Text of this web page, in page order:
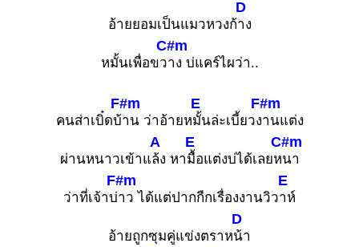
อ้ายยอมเป็นแมวหวงก้
D
าง
หมั้นเพื่อขว
C#m
าง บ่แคร์ไผว่า..
คนส่าเบิ๋ดบ้
F#m
าน ว่าอ้ายห
E
มั้นล่ะเบี้ยวง
F#m
านแต่ง
ผ่านหนาวเข้าแ
A
ล้ง หา
E
มื้อแต่งบ่ได้เลยห
C#m
นา
ว่าที่เจ้าบ่
F#m
าว ได้แต่ปากกืกเรื่องงานวิว
E
าห์
อ้ายถูกซุมคู่แข่งตราห
D
น้า